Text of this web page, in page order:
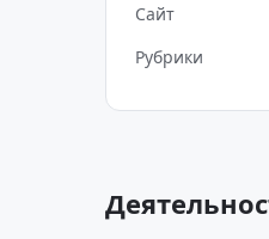
Сайт
Рубрики